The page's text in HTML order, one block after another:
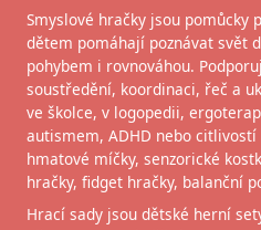
Smyslové hračky jsou pomůcky
dětem pomáhají poznávat svět
pohybem i rovnováhou.
soustředění, koordinaci, řeč a
ve školce, v logopedii,
autismem, ADHD nebo
hmatové míčky, senzorické
hračky, fidget hračky, balanční
Hrací sady jsou dětské herní